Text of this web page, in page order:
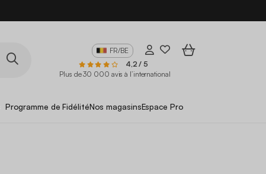
FR/BE
4,2 / 5
Plus de 30 000 avis à l’international
Programme de FidélitéNos magasinsEspace Pro